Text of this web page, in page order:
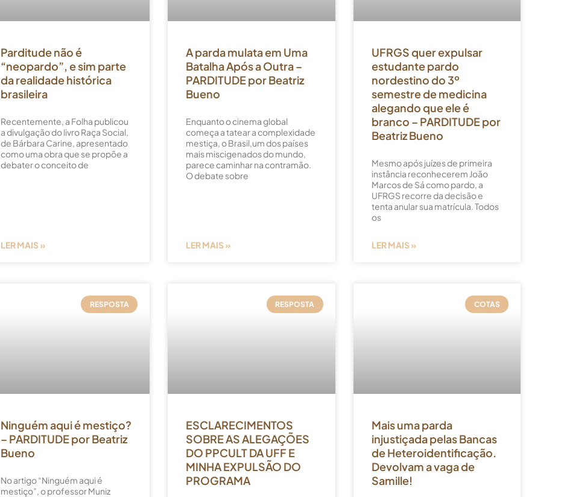
Parditude não é
“neopardo”, e sim parte
da realidade histórica
brasileira
Recentemente, a Folha publicou
a divulgação do livro Raça Social,
de Bárbara Carine, apresentado
como uma obra que se propõe a
debater o conceito de
LER MAIS »
A parda mulata em Uma
Batalha Após a Outra –
PARDITUDE por Beatriz
Bueno
Enquanto o cinema global
começa a tatear a complexidade
mestiça, o Brasil,um dos países
mais miscigenados do mundo,
parece caminhar na contramão.
O debate sobre
LER MAIS »
UFRGS quer expulsar
estudante pardo
nordestino do 3º
semestre de medicina
alegando que ele é
branco – PARDITUDE por
Beatriz Bueno
Mesmo após juízes de primeira
instância reconhecerem João
Marcos de Sá como pardo, a
UFRGS recorre da decisão e
tenta anular sua matrícula. Todos
os
LER MAIS »
RESPOSTA
Ninguém aqui é mestiço?
– PARDITUDE por Beatriz
Bueno
No artigo “Ninguém aqui é
mestiço”, o professor Muniz
RESPOSTA
ESCLARECIMENTOS
SOBRE AS ALEGAÇÕES
DO PPCULT DA UFF E
MINHA EXPULSÃO DO
PROGRAMA
COTAS
Mais uma parda
injustiçada pelas Bancas
de Heteroidentificação.
Devolvam a vaga de
Samille!